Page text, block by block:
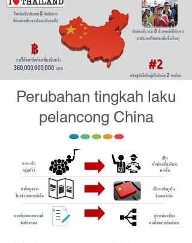
Perubahan tingkah laku
pelancong China